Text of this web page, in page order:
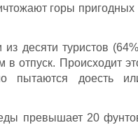
горы пригодных
десяти туристов
отпуск. Происходит
пытаются доесть
превышает 20